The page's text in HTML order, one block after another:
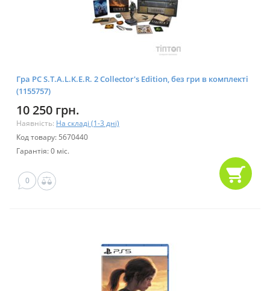
Гра PC S.T.A.L.K.E.R. 2 Collector's Edition, без гри в комплекті
(1155757)
10 250 грн.
Наявність: На складі (1-3 дні)
Код товару: 5670440
Гарантія: 0 міс.
0